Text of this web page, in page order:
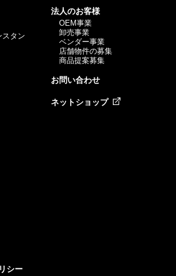
スタン
法人のお客様
OEM事業
卸売事業
ベンダー事業
店舗物件の募集
商品提案募集
お問い合わせ
ネットショップ
シー